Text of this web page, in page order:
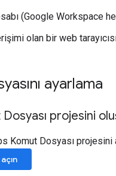
(Google Workspace
olan bir web
ayarlama
projesini
Komut Dosyası projesini